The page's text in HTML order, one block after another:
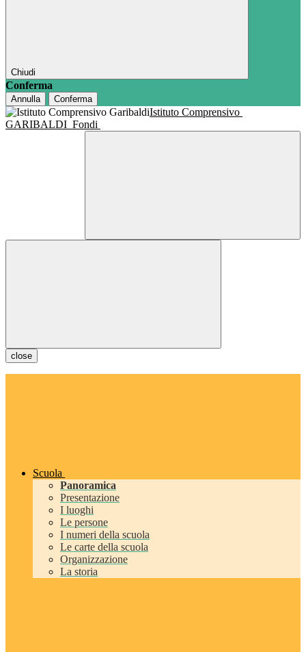
Chiudi
Conferma
Annulla Conferma
Istituto Comprensivo
GARIBALDI Fondi
close
Scuola
Panoramica
Presentazione
I luoghi
Le persone
I numeri della scuola
Le carte della scuola
Organizzazione
La storia